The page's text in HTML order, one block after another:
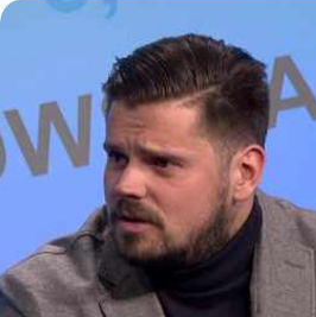
и
бъдещето
Европа